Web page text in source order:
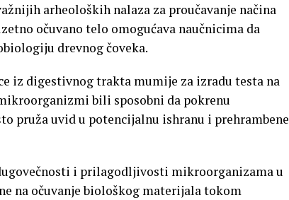
arheoloških nalaza za proučavanje načina
očuvano telo omogućava naučnicima da
drevnog čoveka.
iz digestivnog trakta mumije za izradu testa na
bili sposobni da pokrenu
pruža uvid u potencijalnu ishranu i prehrambene
i prilagodljivosti mikroorganizama u
na očuvanje biološkog materijala tokom